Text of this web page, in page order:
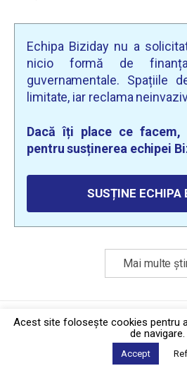
Echipa Biziday nu a
nicio formă de
guvernamentale. Spațiile
limitate, iar reclama
Dacă îți place ce
pentru susținerea echipei
SUSȚINE ECHIPA
Mai multe
Politica de
2026 © Biziday
Acest site foloseşte cookies pentru
de navigare.
Accept